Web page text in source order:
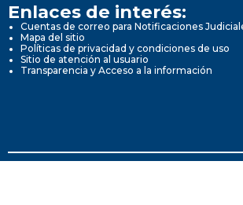
Enlaces de interés:
Cuentas de correo para Notificaciones
Mapa del sitio
Políticas de privacidad y condiciones de uso
Sitio de atención al usuario
Transparencia y Acceso a la información